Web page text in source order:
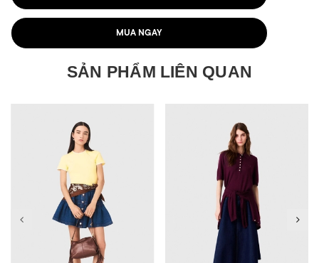
MUA NGAY
SẢN PHẨM LIÊN QUAN